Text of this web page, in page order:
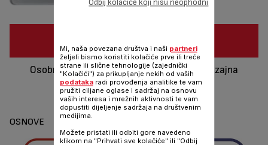
Osobna vaga jednostavnog i modernog dizajna
Dijeli Šalji
OSNOVE
Mi, naša povezana društva i naši partneri
željeli bismo koristiti kolačiće prve ili treće
strane ili slične tehnologije (zajednički
"Kolačići") za prikupljanje nekih od vaših
podatakaradi provođenja analitike te vam
pružiti ciljane oglase i sadržaj na osnovu
vaših interesa i mrežnih aktivnosti te vam
dopustiti dijeljenje sadržaja na društvenim
medijima.
Možete pristati ili odbiti gore navedeno
klikom na "Prihvati sve kolačiće" ili "Odbij
Odbij kolačiće koji nisu neophodni